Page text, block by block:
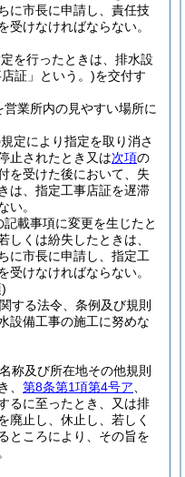
に市長に申請し、責任技
受けなければならない。
を行ったときは、排水設
証」という。)を交付す
業所内の見やすい場所に
定により指定を取り消さ
止されたとき又は次項の
を受けた後において、失
は、指定工事店証を遅滞
い。
載事項に変更を生じたと
しくは紛失したときは、
に市長に申請し、指定工
受けなければならない。
する法令、条例及び規則
設備工事の施工に努めな
称及び所在地その他規則
、 第8条第1項第4号ア
るに至ったとき、又は排
廃止し、休止し、若しく
ところにより、その旨を